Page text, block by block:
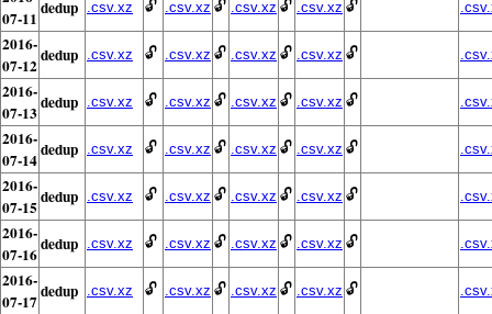
07-11 dedup .csv.xz 🔓 .csv.xz 🔓 .csv.xz 🔓 .csv.xz 🔓
2016-
07-12dedup .csv.xz 🔓 .csv.xz 🔓 .csv.xz 🔓 .csv.xz 🔓
2016-
07-13dedup .csv.xz 🔓 .csv.xz 🔓 .csv.xz 🔓 .csv.xz 🔓
2016-
07-14dedup .csv.xz 🔓 .csv.xz 🔓 .csv.xz 🔓 .csv.xz 🔓
2016-
07-15 dedup .csv.xz 🔓 .csv.xz 🔓 .csv.xz 🔓 .csv.xz 🔓
2016-
07-16dedup .csv.xz 🔓 .csv.xz 🔓 .csv.xz 🔓 .csv.xz 🔓
2016-
07-17dedup .csv.xz 🔓 .csv.xz 🔓 .csv.xz 🔓 .csv.xz 🔓